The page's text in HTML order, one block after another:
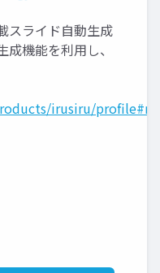
ライド自動生成
機能を利用し、
irusiru/